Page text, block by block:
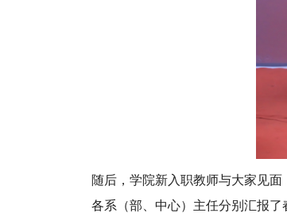
随后，学院新入职教师与大家见
各系（部、中心）主任分别汇报了